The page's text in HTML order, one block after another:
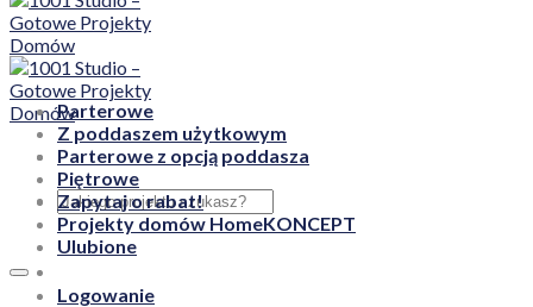
Ulubione
Logowanie
Parterowe
Z poddaszem użytkowym
Parterowe z opcją poddasza
Piętrowe
Zapytaj o rabat!
Projekty domów HomeKONCEPT